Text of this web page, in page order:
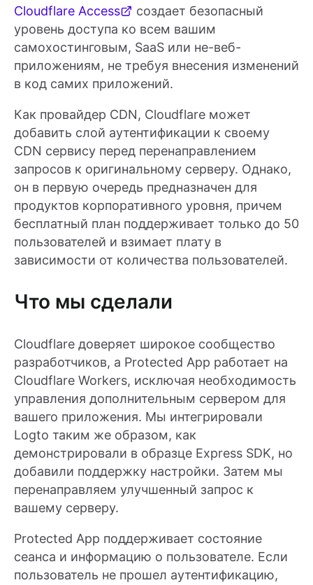
Cloudflare Access
создает безопасный
уровень доступа ко всем вашим
самохостинговым, SaaS или не-веб-
приложениям, не требуя внесения изменений
в код самих приложений.
Как провайдер CDN, Cloudflare может
добавить слой аутентификации к своему
CDN сервису перед перенаправлением
запросов к оригинальному серверу. Однако,
он в первую очередь предназначен для
продуктов корпоративного уровня, причем
бесплатный план поддерживает только до 50
пользователей и взимает плату в
зависимости от количества пользователей.
Что мы сделали
Cloudflare доверяет широкое сообщество
разработчиков, а Protected App работает на
Cloudflare Workers, исключая необходимость
управления дополнительным сервером для
вашего приложения. Мы интегрировали
Logto таким же образом, как
демонстрировали в образце Express SDK, но
добавили поддержку настройки. Затем мы
перенаправляем улучшенный запрос к
вашему серверу.
Protected App поддерживает состояние
сеанса и информацию о пользователе. Если
пользователь не прошел аутентификацию,